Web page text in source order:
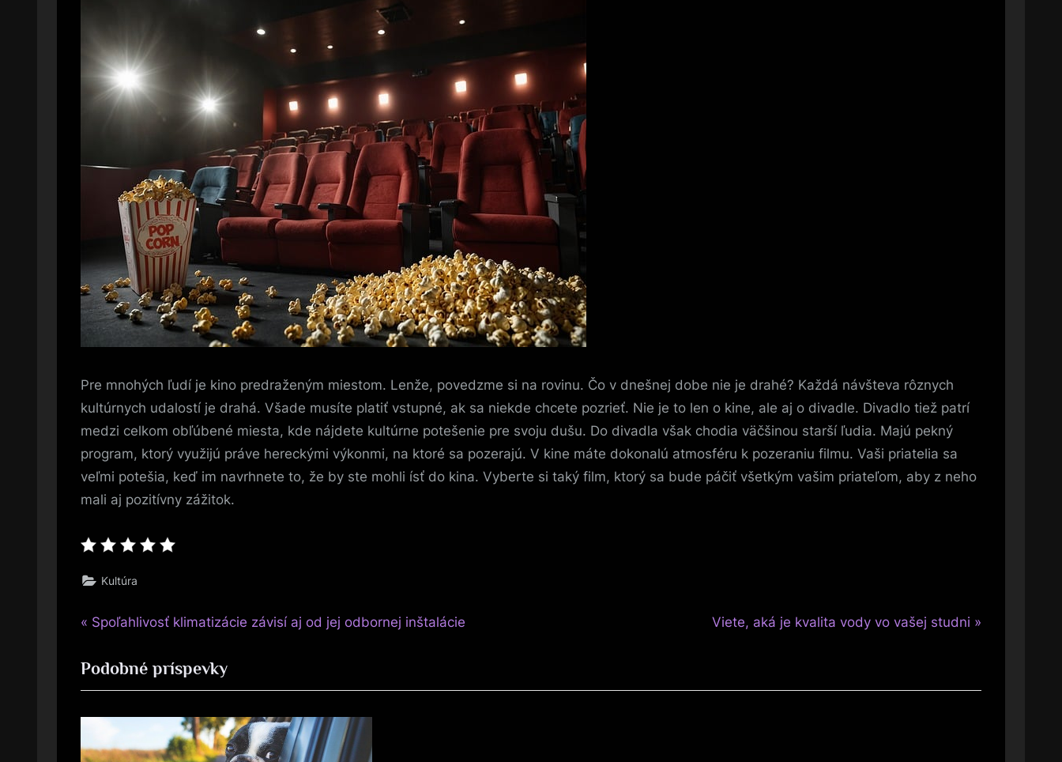
Pre mnohých ľudí je kino predraženým miestom. Lenže, povedzme si na rovinu. Čo v dnešnej dobe nie je drahé? Každá návšteva rôznych
kultúrnych udalostí je drahá. Všade musíte platiť vstupné, ak sa niekde chcete pozrieť. Nie je to len o kine, ale aj o divadle. Divadlo tiež patrí
medzi celkom obľúbené miesta, kde nájdete kultúrne potešenie pre svoju dušu. Do divadla však chodia väčšinou starší ľudia. Majú pekný
program, ktorý využijú práve hereckými výkonmi, na ktoré sa pozerajú. V kine máte dokonalú atmosféru k pozeraniu filmu. Vaši priatelia sa
veľmi potešia, keď im navrhnete to, že by ste mohli ísť do kina. Vyberte si taký film, ktorý sa bude páčiť všetkým vašim priateľom, aby z neho
mali aj pozitívny zážitok.
Kultúra
Navigace
pro
příspěvek
P
e
v
u
Spoľahlivosť klimatizácie závisí aj od jej odbornej inštalácie
N
t
Viete, aká je kvalita vody vo vašej studni
Podobné príspevky